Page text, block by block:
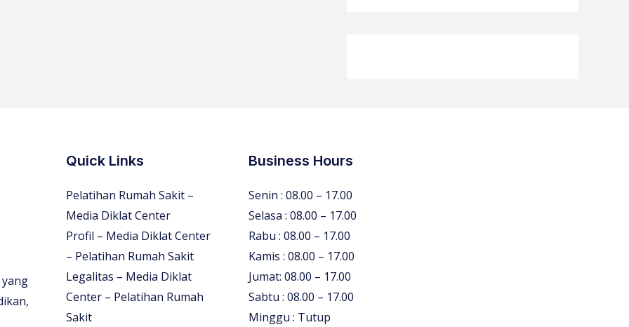
Quick Links
Pelatihan Rumah Sakit –
Media Diklat Center
Profil – Media Diklat Center
– Pelatihan Rumah Sakit
Legalitas – Media Diklat
Center – Pelatihan Rumah
Sakit
Business Hours
Senin : 08.00 – 17.00
Selasa : 08.00 – 17.00
Rabu : 08.00 – 17.00
Kamis : 08.00 – 17.00
Jumat: 08.00 – 17.00
Sabtu : 08.00 – 17.00
Minggu : Tutup